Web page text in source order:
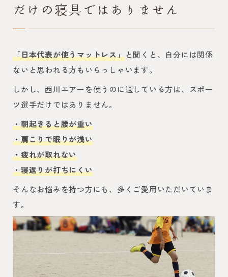
だけの寝具ではありません
「日本代表が使うマットレス」と聞くと、自分には関係
ないと思われる方もいらっしゃいます。
しかし、西川エアーを使うのに適している方は、スポー
ツ選手だけではありません。
・朝起きると腰が重い
・肩こりで眠りが浅い
・疲れが取れない
・寝返りが打ちにくい
そんなお悩みを持つ方にも、多くご愛用いただいていま
す。